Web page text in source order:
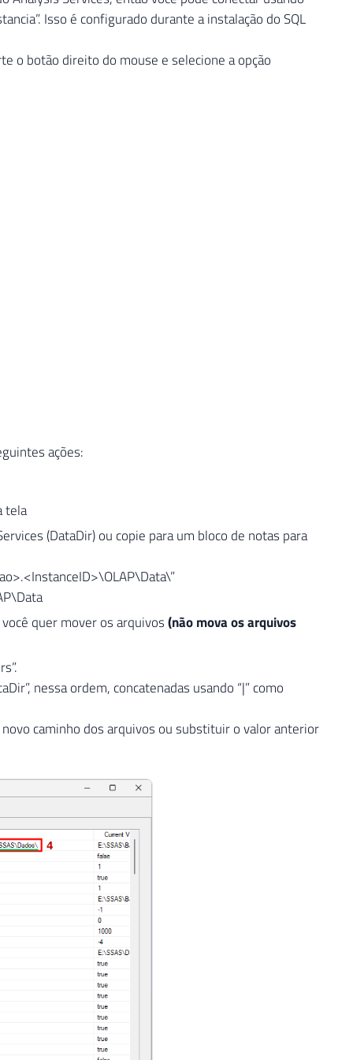
Isso é configurado durante a instalação do SQL
o botão direito do mouse e selecione a opção
ações:
tela
(DataDir) ou copie para um bloco de notas para
quer mover os arquivos(não mova os arquivos
nessa ordem, concatenadas usando “|” como
caminho dos arquivos ou substituir o valor anterior